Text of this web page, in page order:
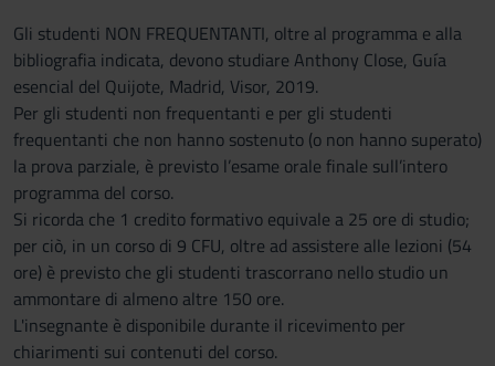
Gli studenti NON FREQUENTANTI, oltre al programma e alla
bibliografia indicata, devono studiare Anthony Close, Guía
esencial del Quijote, Madrid, Visor, 2019.
Per gli studenti non frequentanti e per gli studenti
frequentanti che non hanno sostenuto (o non hanno superato)
la prova parziale, è previsto l’esame orale finale sull’intero
programma del corso.
Si ricorda che 1 credito formativo equivale a 25 ore di studio;
per ciò, in un corso di 9 CFU, oltre ad assistere alle lezioni (54
ore) è previsto che gli studenti trascorrano nello studio un
ammontare di almeno altre 150 ore.
L'insegnante è disponibile durante il ricevimento per
chiarimenti sui contenuti del corso.